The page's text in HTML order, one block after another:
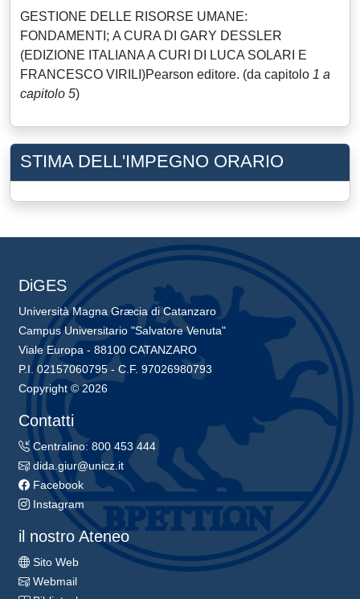
GESTIONE DELLE RISORSE UMANE:
FONDAMENTI; A CURA DI GARY DESSLER
(EDIZIONE ITALIANA A CURI DI LUCA SOLARI E
FRANCESCO VIRILI)Pearson editore. (da capitolo 1 a
capitolo 5)
STIMA DELL'IMPEGNO ORARIO
DiGES
Università Magna Græcia di Catanzaro
Campus Universitario "Salvatore Venuta"
Viale Europa - 88100 CATANZARO
P.I. 02157060795 - C.F. 97026980793
Copyright © 2026
Contatti
Centralino: 800 453 444
dida.giur@unicz.it
Facebook
Instagram
il nostro Ateneo
Sito Web
Webmail